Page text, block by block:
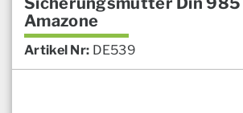
Amazone
Artikel Nr: DE539